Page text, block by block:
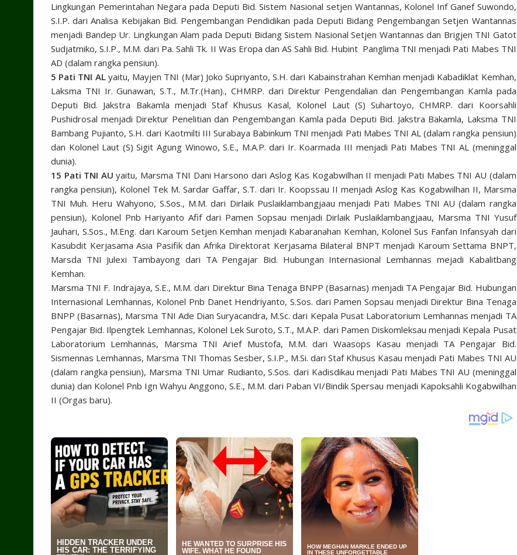
Lingkungan Pemerintahan Negara pada Deputi Bid. Sistem Nasional setjen Wantannas, Kolonel Inf Ganef Suwondo,
S.I.P. dari Analisa Kebijakan Bid. Pengembangan Pendidikan pada Deputi Bidang Pengembangan Setjen Wantannas
menjadi Bandep Ur. Lingkungan Alam pada Deputi Bidang Sistem Nasional Setjen Wantannas dan Brigjen TNI Gatot
Sudjatmiko, S.I.P., M.M. dari Pa. Sahli Tk. II Was Eropa dan AS Sahli Bid. Hubint Panglima TNI menjadi Pati Mabes TNI
AD (dalam rangka pensiun).
5 Pati TNI ALyaitu, Mayjen TNI (Mar) Joko Supriyanto, S.H. dari Kabainstrahan Kemhan menjadi Kabadiklat Kemhan,
Laksma TNI Ir. Gunawan, S.T., M.Tr.(Han)., CHMRP. dari Direktur Pengendalian dan Pengembangan Kamla pada
Deputi Bid. Jakstra Bakamla menjadi Staf Khusus Kasal, Kolonel Laut (S) Suhartoyo, CHMRP. dari Koorsahli
Pushidrosal menjadi Direktur Penelitian dan Pengembangan Kamla pada Deputi Bid. Jakstra Bakamla, Laksma TNI
Bambang Pujianto, S.H. dari Kaotmilti III Surabaya Babinkum TNI menjadi Pati Mabes TNI AL (dalam rangka pensiun)
dan Kolonel Laut (S) Sigit Agung Winowo, S.E., M.A.P. dari Ir. Koarmada III menjadi Pati Mabes TNI AL (meninggal
dunia).
15 Pati TNI AU yaitu, Marsma TNI Dani Harsono dari Aslog Kas Kogabwilhan II menjadi Pati Mabes TNI AU (dalam
rangka pensiun), Kolonel Tek M. Sardar Gaffar, S.T. dari Ir. Koopssau II menjadi Aslog Kas Kogabwilhan II, Marsma
TNI Muh. Heru Wahyono, S.Sos., M.M. dari Dirlaik Puslaiklambangjaau menjadi Pati Mabes TNI AU (dalam rangka
pensiun), Kolonel Pnb Hariyanto Afif dari Pamen Sopsau menjadi Dirlaik Puslaiklambangjaau, Marsma TNI Yusuf
Jauhari, S.Sos., M.Eng. dari Karoum Setjen Kemhan menjadi Kabaranahan Kemhan, Kolonel Sus Fanfan Infansyah dari
Kasubdit Kerjasama Asia Pasifik dan Afrika Direktorat Kerjasama Bilateral BNPT menjadi Karoum Settama BNPT,
Marsda TNI Julexi Tambayong dari TA Pengajar Bid. Hubungan Internasional Lemhannas mejadi Kabalitbang
Kemhan.
Marsma TNI F. Indrajaya, S.E., M.M. dari Direktur Bina Tenaga BNPP (Basarnas) menjadi TA Pengajar Bid. Hubungan
Internasional Lemhannas, Kolonel Pnb Danet Hendriyanto, S.Sos. dari Pamen Sopsau menjadi Direktur Bina Tenaga
BNPP (Basarnas), Marsma TNI Ade Dian Suryacandra, M.Sc. dari Kepala Pusat Laboratorium Lemhannas menjadi TA
Pengajar Bid. Ilpengtek Lemhannas, Kolonel Lek Suroto, S.T., M.A.P. dari Pamen Diskomleksau menjadi Kepala Pusat
Laboratorium Lemhannas, Marsma TNI Arief Mustofa, M.M. dari Waasops Kasau menjadi TA Pengajar Bid.
Sismennas Lemhannas, Marsma TNI Thomas Sesber, S.I.P., M.Si. dari Staf Khusus Kasau menjadi Pati Mabes TNI AU
(dalam rangka pensiun), Marsma TNI Umar Rudianto, S.Sos. dari Kadisdikau menjadi Pati Mabes TNI AU (meninggal
dunia) dan Kolonel Pnb Ign Wahyu Anggono, S.E., M.M. dari Paban VI/Bindik Spersau menjadi Kapoksahli Kogabwilhan
II (Orgas baru).